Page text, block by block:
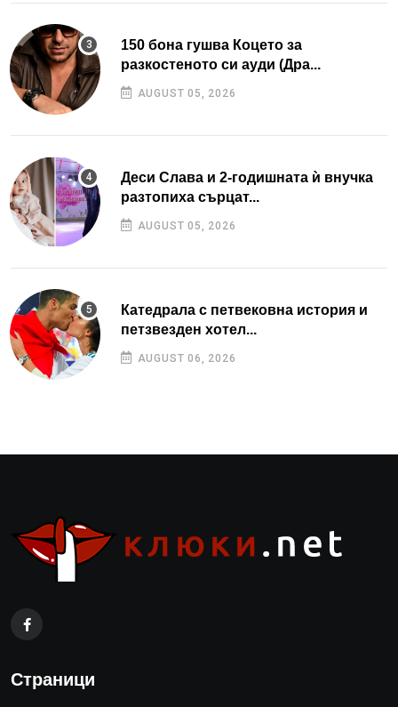
150 бона гушва Коцето за
разкостеното си ауди (Дра...
AUGUST 05, 2026
Деси Слава и 2-годишната ѝ внучка
разтопиха сърцат...
AUGUST 05, 2026
Катедрала с петвековна история и
петзвезден хотел...
AUGUST 06, 2026
Страници